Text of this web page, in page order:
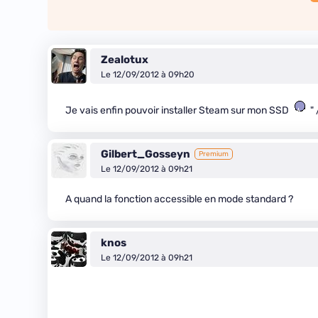
Zealotux
Le 12/09/2012 à 09h20
Je vais enfin pouvoir installer Steam sur mon SSD "
Gilbert_Gosseyn Premium
Le 12/09/2012 à 09h21
A quand la fonction accessible en mode standard ?
knos
Le 12/09/2012 à 09h21